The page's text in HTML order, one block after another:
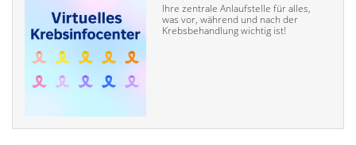
Ihre zentrale Anlaufstelle für alles,
was vor, während und nach der
Krebsbehandlung wichtig ist!